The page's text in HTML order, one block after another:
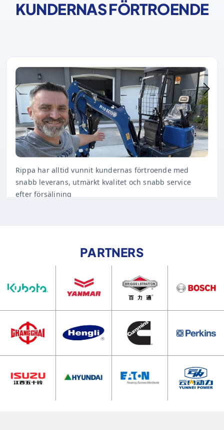
KUNDERNAS FÖRTROENDE
Rippa har alltid vunnit kundernas förtroende med
snabb leverans, utmärkt kvalitet och snabb service
efter försäljning
PARTNERS